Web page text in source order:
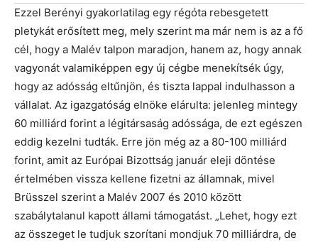
Ezzel Berényi gyakorlatilag egy régóta rebesgetett
pletykát erősített meg, mely szerint ma már nem is az a fő
cél, hogy a Malév talpon maradjon, hanem az, hogy annak
vagyonát valamiképpen egy új cégbe menekítsék úgy,
hogy az adósság eltűnjön, és tiszta lappal indulhasson a
vállalat. Az igazgatóság elnöke elárulta: jelenleg mintegy
60 milliárd forint a légitársaság adóssága, de ezt egészen
eddig kezelni tudták. Erre jön még az a 80-100 milliárd
forint, amit az Európai Bizottság január eleji döntése
értelmében vissza kellene fizetni az államnak, mivel
Brüsszel szerint a Malév 2007 és 2010 között
szabálytalanul kapott állami támogatást. „Lehet, hogy ezt
az összeget le tudjuk szorítani mondjuk 70 milliárdra, de